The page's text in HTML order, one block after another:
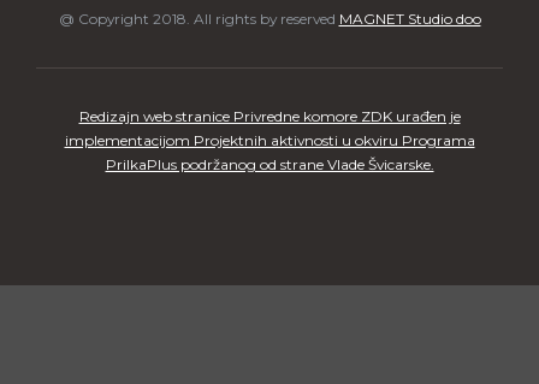
@ Copyright 2018. All rights by reserved MAGNET Studio doo
Redizajn web stranice Privredne komore ZDK urađen je
implementacijom Projektnih aktivnosti u okviru Programa
PrilkaPlus podržanog od strane Vlade Švicarske.